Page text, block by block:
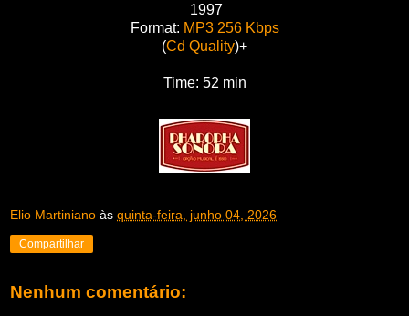
1997
Format: MP3 256 Kbps
(Cd Quality)+
Time: 52 min
Elio Martiniano às quinta-feira, junho 04, 2026
Compartilhar
Nenhum comentário: